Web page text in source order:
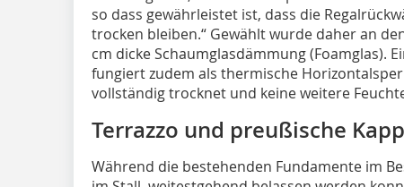
so dass gewährleistet ist, dass die
trocken bleiben.“ Gewählt wurde daher an
cm dicke Schaumglasdämmung (Foamglas).
fungiert zudem als thermische
vollständig trocknet und keine weitere
Terrazzo und preußische
Während die bestehenden Fundamente im